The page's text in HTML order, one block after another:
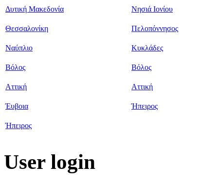
Δυτική Μακεδονία Νησιά Ιονίου
Θεσσαλονίκη Πελοπόννησος
Ναύπλιο Κυκλάδες
Βόλος Βόλος
Αττική Αττική
Έυβοια Ήπειρος
Ήπειρος
User login